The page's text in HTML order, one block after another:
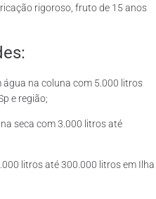
rigoroso, fruto de 15 anos
água na coluna com 5.000 litros
e região;
seca com 3.000 litros até
litros até 300.000 litros em Ilha